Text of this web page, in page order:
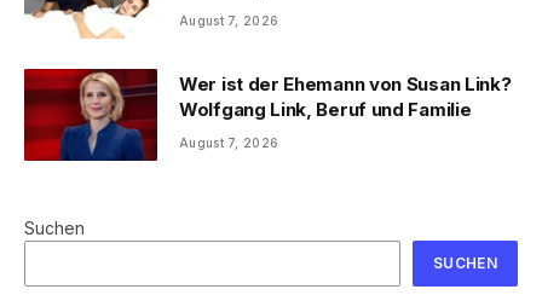
August 7, 2026
Wer ist der Ehemann von Susan Link?
Wolfgang Link, Beruf und Familie
August 7, 2026
Suchen
SUCHEN